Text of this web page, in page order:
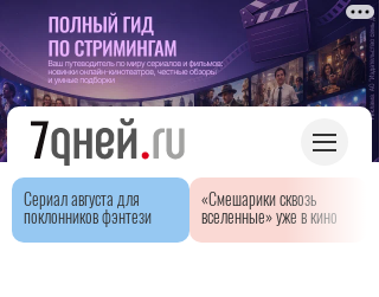
Сериал августа для
поклонников фэнтези
«Смешарики сквозь
вселенные» уже в кино